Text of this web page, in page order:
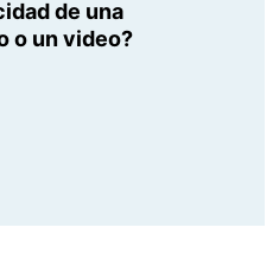
de una
o un video?